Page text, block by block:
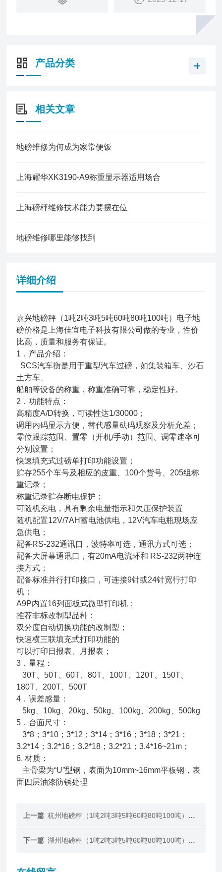
产品分类
相关文章
地磅维修为何成为家常便饭
上海耀华XK3190-A9称重显示器适用场合
上海磅秤维修技术能力要摆在位
地磅维修哪里能够找到
详细介绍
嘉兴地磅秤（1吨2吨3吨5吨60吨80吨100吨）电子地
磅价格是上海佳宜电子科技有限公司做的专业，性价
比高，质量和服务有保证。
1．产品介绍：
SCS汽车衡是用于重型汽车过磅，如集装箱车、沙石
土方车、
船舶等设备的称重，称重准确可靠，稳定性好。
2．功能特点：
高精度A/D转换，可读性达1/30000；
调用内码显示方便，替代感量砝码观察及分析允差；
零位跟踪范围、置零（开机/手动）范围、调零速率可
分别设置；
快速填充式过磅单打印功能设置；
贮存255个车号及相应的皮重、100个货号、205组称
重记录；
称重记录贮存断电保护；
可随机充电，具有剩余电量指示和欠压保护装置
随机配置12V/7AH蓄电池供电，12V汽车电瓶现场应
急供电；
配备RS-232通讯口，波特率可选，通讯方式可选；
配备大屏幕通讯口，有20mA电流环和 RS-232两种连
接方式；
配备标准并行打印接口，可连接9针或24针宽行打印
机；
A9P内置16列面板式微型打印机；
推荐非标改制型品种：
双分度自动切换功能的改制型；
快速横三联填充式打印功能的
可以打印日报表、月报表；
3．量程：
30T、50T、60T、80T、100T、120T、150T、
180T、200T、500T
4．误差感量：
5kg、10kg、20kg、50kg、100kg、200kg、500kg
5．台面尺寸：
3*8；3*10；3*12；3*14；3*16；3*18；3*21；
3.2*14；3.2*16；3.2*18；3.2*21；3.4*16~21m；
6. 材质：
主骨梁为“U”型钢，表面为10mm~16mm平板钢，表
面四层油漆防锈处理
上一篇 杭州地磅秤（1吨2吨3吨5吨60吨80吨100吨）电子地磅价格
下一篇 湖州地磅秤（1吨2吨3吨5吨60吨80吨100吨）电子地磅价格